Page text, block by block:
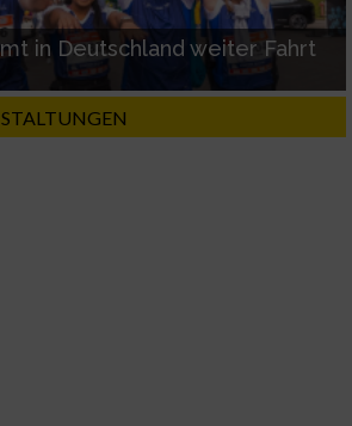
in Deutschland weiter Fahrt